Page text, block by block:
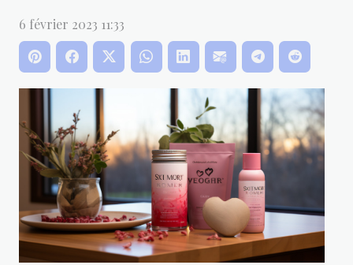
6 février 2023 11:33